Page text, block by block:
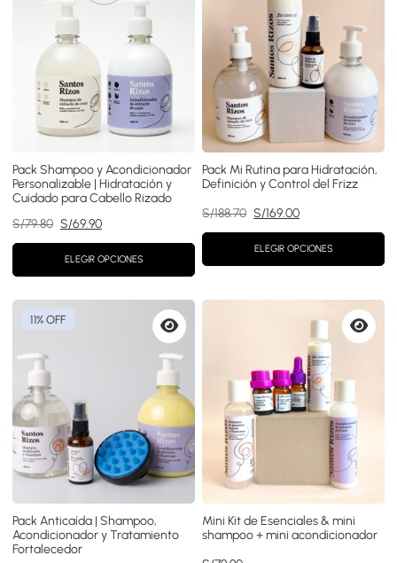
Pack Shampoo y Acondicionador
Personalizable | Hidratación y
Cuidado para Cabello Rizado
S/79.80 El
precio
original
era:
S/69.90El
precio
actual
es:
ELEGIR OPCIONES
Pack Mi Rutina para Hidratación,
Definición y Control del Frizz
S/188.70 El
precio
original
era:
S/169.00El
precio
actual
es:
ELEGIR OPCIONES
11% OFF
Vista
previa
Pack Anticaída | Shampoo,
Acondicionador y Tratamiento
Fortalecedor
Vista
Mini Kit de Esenciales & mini
shampoo + mini acondicionador